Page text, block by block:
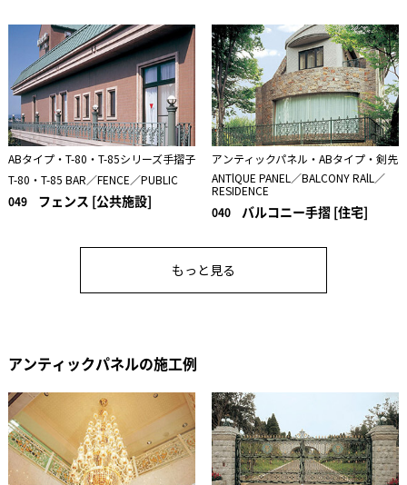
ABタイプ・T-80・T-85シリーズ手摺子
T-80・T-85 BAR／FENCE／PUBLIC
049 フェンス [公共施設]
アンティックパネル・ABタイプ・剣先
ANTlQUE PANEL／BALCONY RAlL／
RESIDENCE
040 バルコニー手摺 [住宅]
もっと見る
アンティックパネルの施工例